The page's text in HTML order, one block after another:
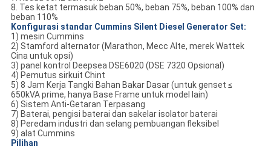
8. Tes ketat termasuk beban 50%, beban 75%, beban 100% dan
beban 110%
Konfigurasi standar Cummins Silent Diesel Generator Set:
1) mesin Cummins
2) Stamford alternator (Marathon, Mecc Alte, merek Wattek
Cina untuk opsi)
3) panel kontrol Deepsea DSE6020 (DSE 7320 Opsional)
4) Pemutus sirkuit Chint
5) 8 Jam Kerja Tangki Bahan Bakar Dasar (untuk genset ≤
650kVA prime, hanya Base Frame untuk model lain)
6) Sistem Anti-Getaran Terpasang
7) Baterai, pengisi baterai dan sakelar isolator baterai
8) Peredam industri dan selang pembuangan fleksibel
9) alat Cummins
Pilihan